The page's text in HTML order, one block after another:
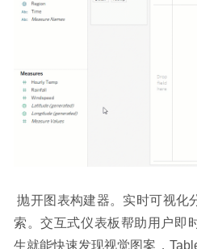
抛开图表构建器。实时可视化分析实现随心所欲的数据探
索。交互式仪表板帮助用户即
生就能快速发现视觉图案，